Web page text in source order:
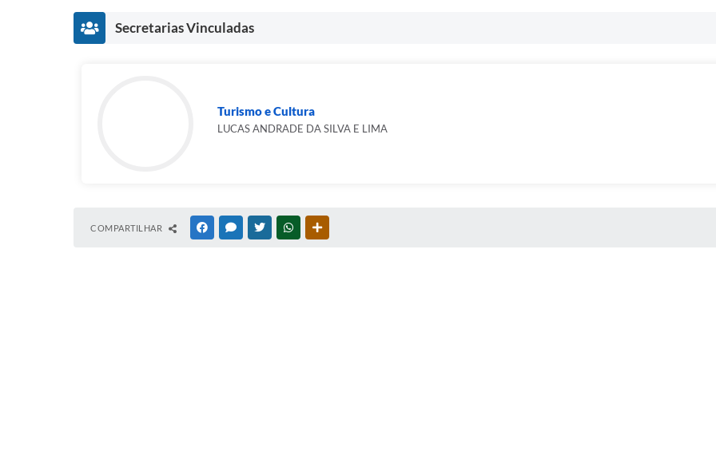
Secretarias Vinculadas
Turismo e Cultura
LUCAS ANDRADE DA SILVA E LIMA
COMPARTILHAR FACEBOOKMESSENGER
TWITTERWHATSAPP